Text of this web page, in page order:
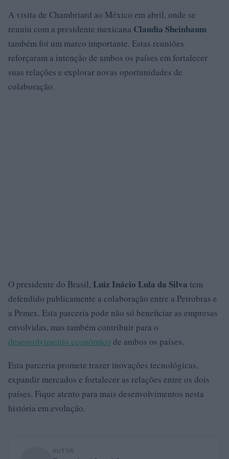
A visita de Chambriard ao México em abril, onde se
reuniu com a presidente mexicana Claudia Sheinbaum
também foi um marco importante. Estas reuniões
reforçaram a intenção de ambos os países em fortalecer
suas relações e explorar novas oportunidades de
colaboração.
O presidente do Brasil, Luiz Inácio Lula da Silva tem
defendido publicamente a colaboração entre a Petrobras e
a Pemex. Esta parceria pode não só beneficiar as empresas
envolvidas, mas também contribuir para o
desenvolvimento econômico de ambos os países.
Esta parceria promete trazer inovações tecnológicas,
expandir mercados e fortalecer as relações entre os dois
países. Fique atento para mais desenvolvimentos nesta
história em evolução.
AUTOR